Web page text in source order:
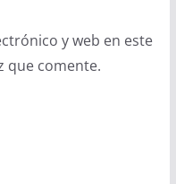
y web en este
que comente.